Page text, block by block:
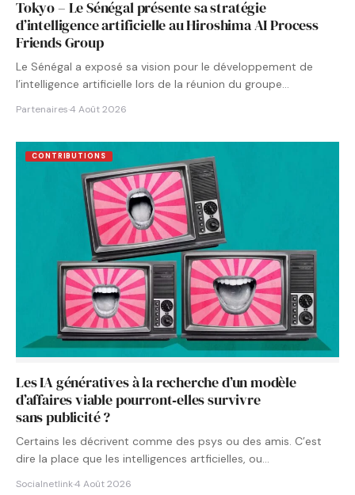
Tokyo – Le Sénégal présente sa stratégie
d’intelligence artificielle au Hiroshima AI Process
Friends Group
Le Sénégal a exposé sa vision pour le développement de
l’intelligence artificielle lors de la réunion du groupe…
Partenaires·4 Août 2026
CONTRIBUTIONS
Les IA génératives à la recherche d’un modèle
d’affaires viable pourront‑elles survivre
sans publicité ?
Certains les décrivent comme des psys ou des amis. C’est
dire la place que les intelligences artficielles, ou…
Socialnetlink·4 Août 2026